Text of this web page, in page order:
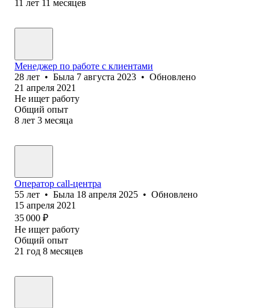
11 лет 11 месяцев
Менеджер по работе с клиентами
28 лет • Была 7 августа 2023 • Обновлено
21 апреля 2021
Не ищет работу
Общий опыт
8 лет 3 месяца
Оператор call-центра
55 лет • Была 18 апреля 2025 • Обновлено
15 апреля 2021
35 000 ₽
Не ищет работу
Общий опыт
21 год 8 месяцев